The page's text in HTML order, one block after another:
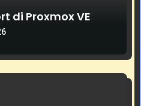
di Proxmox VE